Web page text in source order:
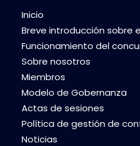
Inicio
Breve introducción sobre
Funcionamiento del
Sobre nosotros
Miembros
Modelo de Gobernanza
Actas de sesiones
Política de gestión de
Noticias